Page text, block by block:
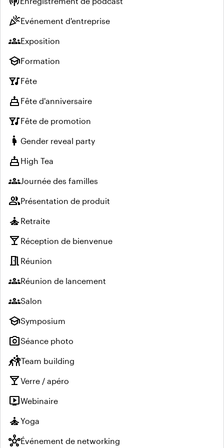
celebrationEvénement d'entreprise
groupsExposition
schoolFormation
nightlifeFête
cake Fête d'anniversaire
nightlifeFête de promotion
pregnant_woman Gender reveal party
cake High Tea
groupsJournée des familles
groupPrésentation de produit
self_improvement Retraite
local_bar Réception de bienvenue
meeting_room Réunion
groupsRéunion de lancement
groupsSalon
schoolSymposium
photo_cameraSéance photo
sports_kabaddiTeam building
local_barVerre / apéro
live_tvWebinaire
self_improvementYoga
hubÉvénement de networking